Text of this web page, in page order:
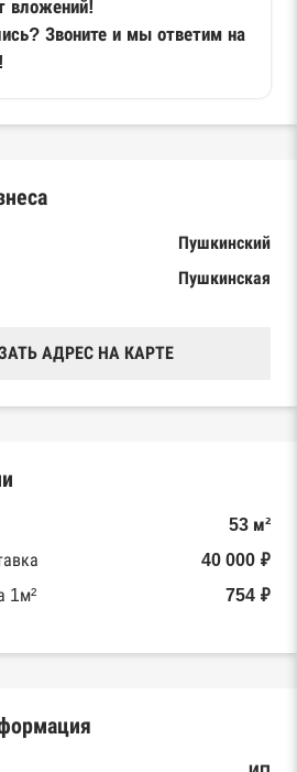
вложений!
Звоните и мы ответим на
Пушкинский
Пушкинская
АДРЕС НА КАРТЕ
53 м²
40 000 ₽
1м²
754 ₽